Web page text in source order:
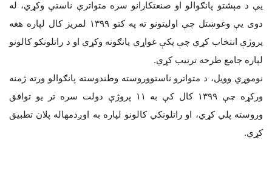
يې د مېشتو پانګوالو او صنعتکارانو سره متواترې ناستې وکړي، له
دوی يې وغوښتل چې اولیتونو ته په کتو ۱۳۹۹ لمريز کال لپاره هغه
پروژې انتخاب کړي چې پکې غواړي پانګونه وکړي او د راتلونکو کالونو
لپاره جامع طرحه ترتیب کړي.
نوموړي وویل، د متواترو ناستووروسته وطندوسته پانګوالو ورته ژمنه
ورکړه چې ۱۳۹۹ کال کې به ۱۱
پروژې دولت سره تر یو توافق
وروسته پلي کړي، او راتلونکي کالونو لپاره به اوږدمهاله پلان تطبیق
کړي.